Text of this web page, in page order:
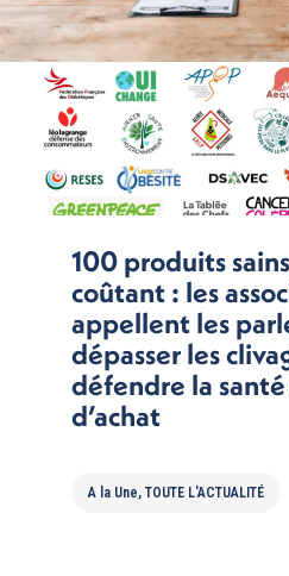
100 produits
coûtant : les
appellent les
dépasser les
défendre la
d’achat
A la Une,TOUTE L'ACTUALITÉ